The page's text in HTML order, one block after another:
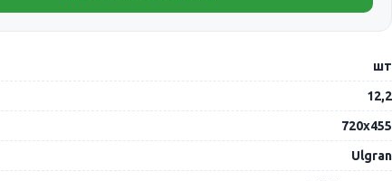
шт
12,2
720х455
Ulgran